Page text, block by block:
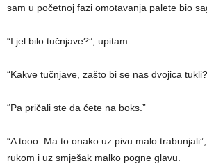
sam u početnoj fazi omotavanja palete bio
“I jel bilo tučnjave?”, upitam.
“Kakve tučnjave, zašto bi se nas dvojica
“Pa pričali ste da ćete na boks.”
“A tooo. Ma to onako uz pivu malo
rukom i uz smješak malko pogne glavu.